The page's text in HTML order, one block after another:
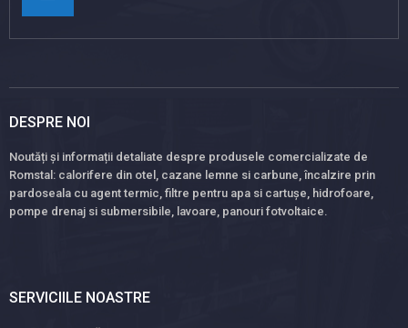
DESPRE NOI
Noutăți și informații detaliate despre produsele comercializate de
Romstal: calorifere din otel, cazane lemne si carbune, încalzire prin
pardoseala cu agent termic, filtre pentru apa si cartușe, hidrofoare,
pompe drenaj si submersibile, lavoare, panouri fotvoltaice.
SERVICIILE NOASTRE